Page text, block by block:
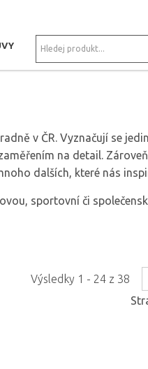
v ČR. Vyznačují se
na detail.
dalších, které nás
sportovní či
Výsledky 1 - 24 z 38